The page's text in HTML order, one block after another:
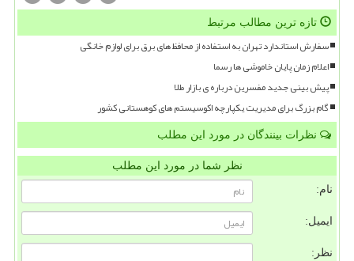
تازه ترین مطالب مرتبط
سفارش استاندارد تهران به استفاده از محافظ های برق برای لوازم خانگی
اعلام زمان پایان خاموشی ها رسما
پیش بینی جدید مفسرین درباره ی بازار طلا
گام بزرگ برای مدیریت یکپارچه اکوسیستم های کوهستانی کشور
نظرات بینندگان در مورد این مطلب
نظر شما در مورد این مطلب
نام:
ایمیل:
نظر: